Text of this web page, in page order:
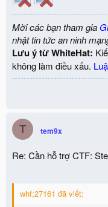
Mời các bạn tham gia
nhật tin tức an ninh
Lưu ý từ WhiteHat:
không làm điều xấu.
T tem9x
Re: Cần hỗ trợ CTF:
whf;27161 đã viết: